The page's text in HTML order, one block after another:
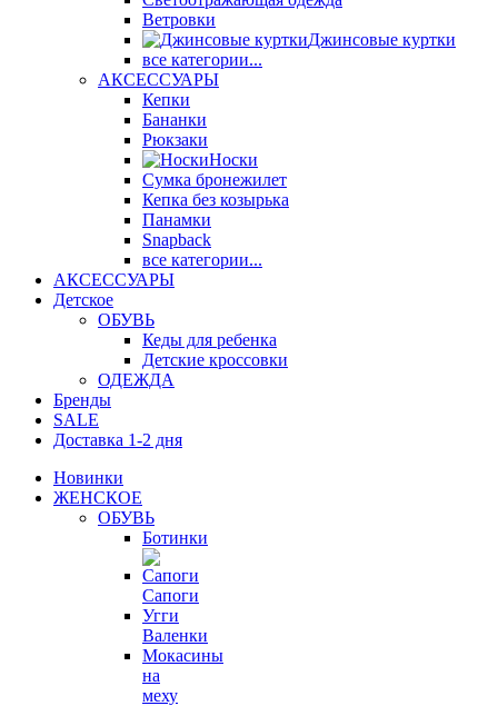
Ветровки
Джинсовые куртки
все категории...
АКСЕССУАРЫ
Кепки
Бананки
Рюкзаки
Носки
Сумка бронежилет
Кепка без козырька
Панамки
Snapback
все категории...
АКСЕССУАРЫ
Детское
ОБУВЬ
Кеды для ребенка
Детские кроссовки
ОДЕЖДА
Бренды
SALE
Доставка 1-2 дня
Новинки
ЖЕНСКОЕ
ОБУВЬ
Ботинки
Сапоги
Угги
Валенки
Мокасины
на
меху